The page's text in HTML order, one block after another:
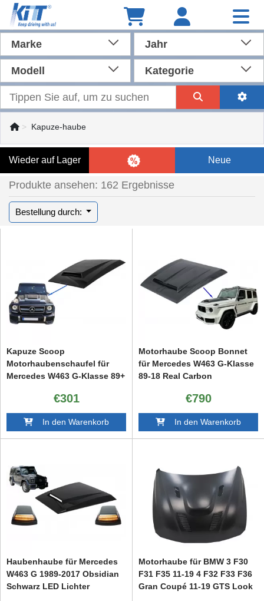
Marke Jahr
Modell Kategorie
Kapuze-haube
Wieder auf Lager Neue
Produkte ansehen: 162 Ergebnisse
Bestellung durch:
Kapuze Scoop
Motorhaubenschaufel für
Mercedes W463 G-Klasse 89+
€301
In den Warenkorb
Motorhaube Scoop Bonnet
für Mercedes W463 G-Klasse
89-18 Real Carbon
€790
In den Warenkorb
Haubenhaube für Mercedes
W463 G 1989-2017 Obsidian
Schwarz LED Lichter
Motorhaube für BMW 3 F30
F31 F35 11-19 4 F32 F33 F36
Gran Coupé 11-19 GTS Look